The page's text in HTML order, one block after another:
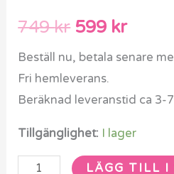
749kr 599 kr
Beställ nu, betala senare
Fri hemleverans.
Beräknad leveranstid ca 3-
Tillgänglighet: I lager
LÄGG TILL I